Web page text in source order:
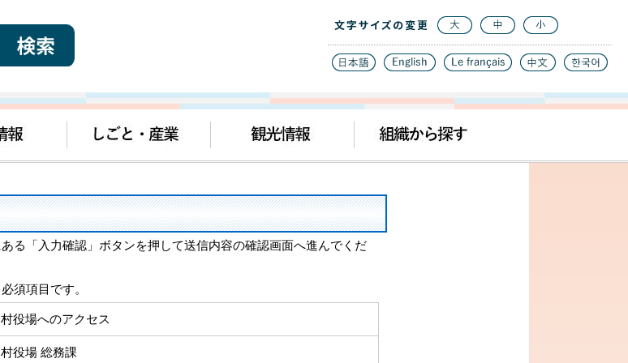
る「入力確認」ボタンを押して送信内容の確認画面へ進んでくだ
須項目です。
役場へのアクセス
役場 総務課